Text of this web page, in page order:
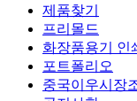
제품찾기
프리몰드
화장품용기 인
포트폴리오
중국이우시장